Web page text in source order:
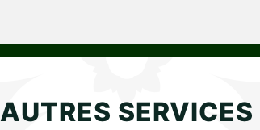
AUTRES SERVICES